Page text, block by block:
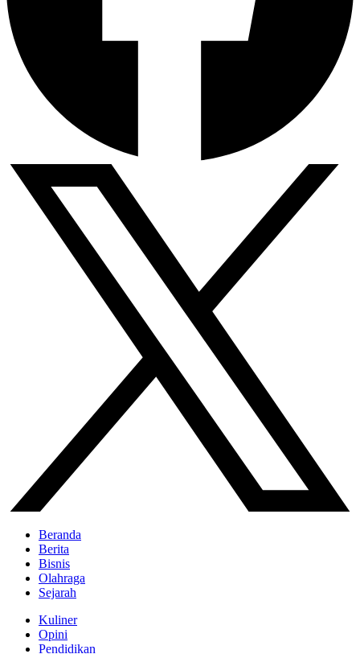
Beranda
Berita
Bisnis
Olahraga
Sejarah
Kuliner
Opini
Pendidikan